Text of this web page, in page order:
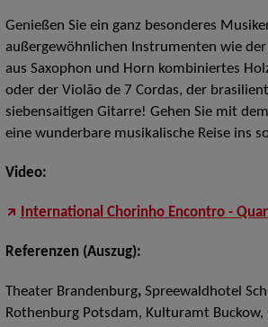
Genießen Sie ein ganz besonderes
außergewöhnlichen Instrumenten wie
aus Saxophon und Horn kombiniertes
oder der Violão de 7 Cordas, der
siebensaitigen Gitarre! Gehen Sie mit
eine wunderbare musikalische Reise ins
Video:
International Chorinho Encontro -
Referenzen (Auszug):
Theater Brandenburg, Spreewaldhotel
Rothenburg Potsdam, Kulturamt Buckow,